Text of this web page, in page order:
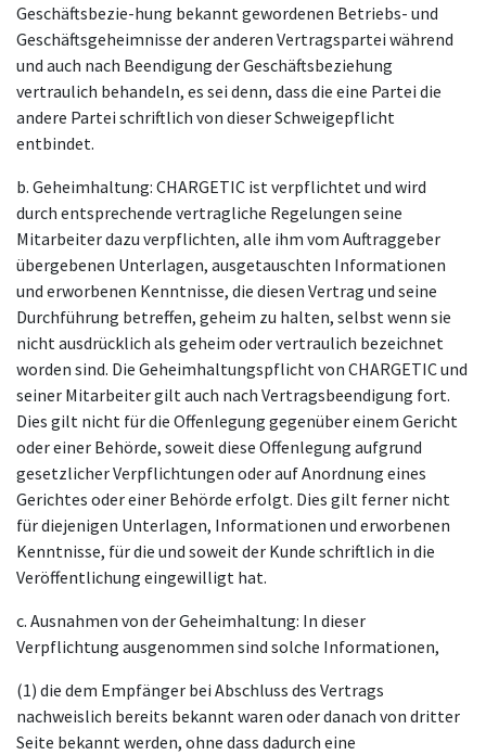
Geschäftsbezie-hung bekannt gewordenen Betriebs- und
Geschäftsgeheimnisse der anderen Vertragspartei während
und auch nach Beendigung der Geschäftsbeziehung
vertraulich behandeln, es sei denn, dass die eine Partei die
andere Partei schriftlich von dieser Schweigepflicht
entbindet.
b. Geheimhaltung: CHARGETIC ist verpflichtet und wird
durch entsprechende vertragliche Regelungen seine
Mitarbeiter dazu verpflichten, alle ihm vom Auftraggeber
übergebenen Unterlagen, ausgetauschten Informationen
und erworbenen Kenntnisse, die diesen Vertrag und seine
Durchführung betreffen, geheim zu halten, selbst wenn sie
nicht ausdrücklich als geheim oder vertraulich bezeichnet
worden sind. Die Geheimhaltungspflicht von CHARGETIC und
seiner Mitarbeiter gilt auch nach Vertragsbeendigung fort.
Dies gilt nicht für die Offenlegung gegenüber einem Gericht
oder einer Behörde, soweit diese Offenlegung aufgrund
gesetzlicher Verpflichtungen oder auf Anordnung eines
Gerichtes oder einer Behörde erfolgt. Dies gilt ferner nicht
für diejenigen Unterlagen, Informationen und erworbenen
Kenntnisse, für die und soweit der Kunde schriftlich in die
Veröffentlichung eingewilligt hat.
c. Ausnahmen von der Geheimhaltung: In dieser
Verpflichtung ausgenommen sind solche Informationen,
(1) die dem Empfänger bei Abschluss des Vertrags
nachweislich bereits bekannt waren oder danach von dritter
Seite bekannt werden, ohne dass dadurch eine